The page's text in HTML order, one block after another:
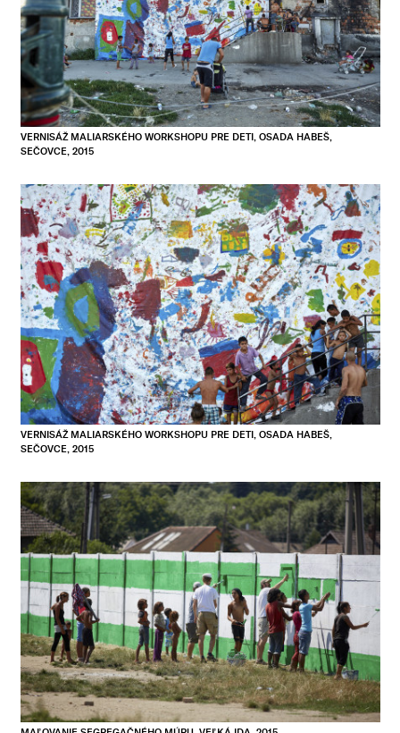
VERNISÁŽ MALIARSKÉHO WORKSHOPU PRE DETI, OSADA HABEŠ,
SEČOVCE, 2015
VERNISÁŽ MALIARSKÉHO WORKSHOPU PRE DETI, OSADA HABEŠ,
SEČOVCE, 2015